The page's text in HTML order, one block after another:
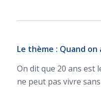
Le thème : Quand on
On dit que 20 ans est
ne peut pas vivre